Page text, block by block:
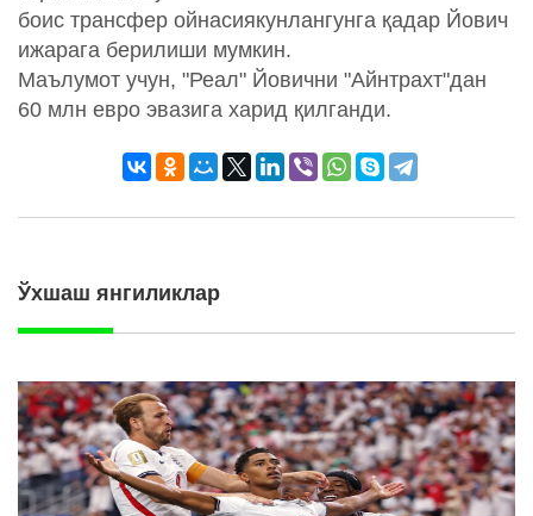
боис трансфер ойнасиякунлангунга қадар Йович
ижарага берилиши мумкин.
Маълумот учун, "Реал" Йовични "Айнтрахт"дан
60 млн евро эвазига харид қилганди.
Ўхшаш янгиликлар